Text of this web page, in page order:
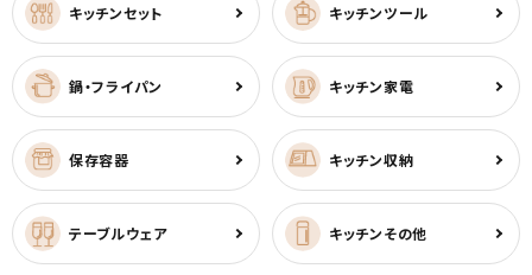
キッチンセット キッチンツール
鍋・フライパン キッチン家電
保存容器 キッチン収納
テーブルウェア キッチンその他